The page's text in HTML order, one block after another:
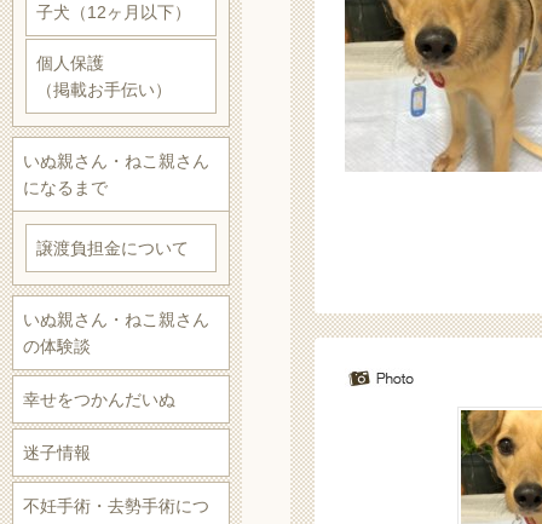
子犬（12ヶ月以下）
個人保護
（掲載お手伝い）
いぬ親さん・ねこ親さん
になるまで
譲渡負担金について
いぬ親さん・ねこ親さん
の体験談
幸せをつかんだいぬ
迷子情報
不妊手術・去勢手術につ